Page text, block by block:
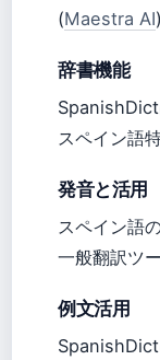
(Maestra AI
辞書機能
SpanishDict
スペイン語
発音と活用
スペイン語
一般翻訳ツ
例文活用
SpanishDict